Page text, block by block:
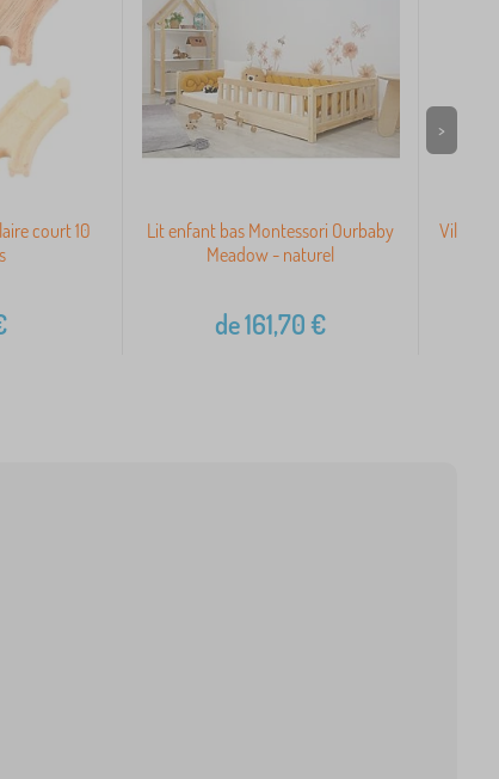
court 10
Lit enfant bas Montessori Ourbaby
Meadow - naturel
de161,70€
Vilac
>